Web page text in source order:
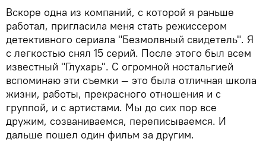
Вскоре одна из компаний, с которой я раньше
работал, пригласила меня стать режиссером
детективного сериала "Безмолвный свидетель". Я
с легкостью снял 15 серий. После этого был всем
известный "Глухарь". С огромной ностальгией
вспоминаю эти съемки — это была отличная школа
жизни, работы, прекрасного отношения и с
группой, и с артистами. Мы до сих пор все
дружим, созваниваемся, переписываемся. И
дальше пошел один фильм за другим.